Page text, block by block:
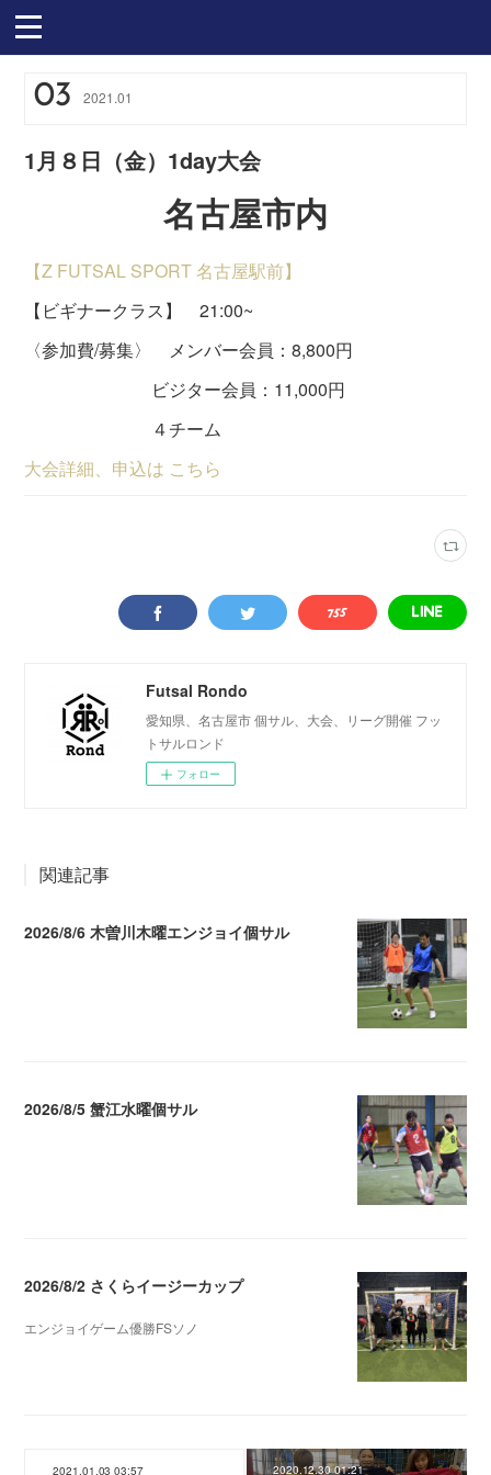
03 2021 .01
1月８日（金）1day大会
名古屋市内
【Z FUTSAL SPORT 名古屋駅前】
【ビギナークラス】 21:00~
〈参加費/募集〉 メンバー会員：8,800円
ビジター会員：11,000円
４チーム
大会詳細、申込は こちら
Futsal Rondo
愛知県、名古屋市 個サル、大会、リーグ開催 フッ
トサルロンド
フォロー
関連記事
2026/8/6 木曽川木曜エンジョイ個サル
2026/8/5 蟹江水曜個サル
2026/8/2 さくらイージーカップ
エンジョイゲーム優勝FSソノ
2021.01.03 03:57 2020.12.30 01:21